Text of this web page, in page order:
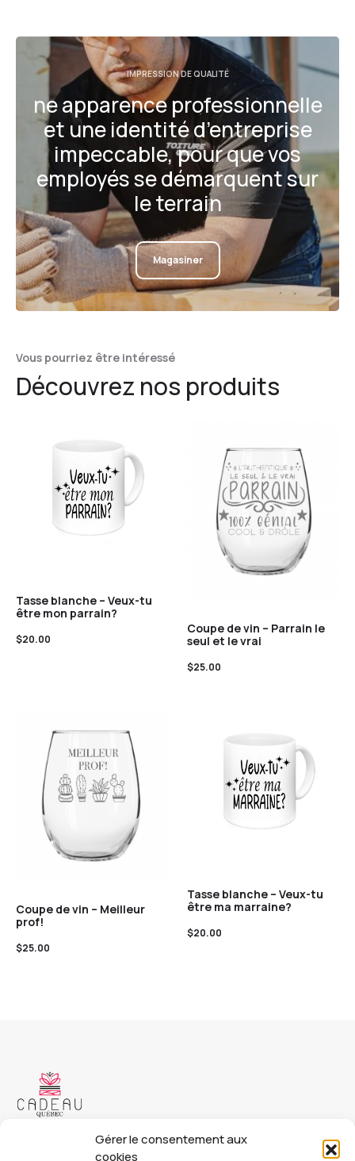
Gérer le consentement aux
cookies
IMPRESSION DE QUALITÉ
ne apparence professionnelle
et une identité d’entreprise
impeccable, pour que vos
employés se démarquent sur
le terrain
Magasiner
Vous pourriez être intéressé
Découvrez nos produits
Tasse blanche – Veux-tu
être mon parrain?
$20.00
Coupe de vin – Parrain le
seul et le vrai
$25.00
Coupe de vin – Meilleur
prof!
$25.00
Tasse blanche – Veux-tu
être ma marraine?
$20.00
Copyright © 2023 Cadeau Québec. Tous droits réservés.